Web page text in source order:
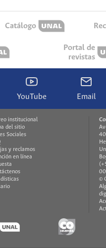
Catálogo
Portal de
revistas
YouTube Email
institucional
del sitio
Sociales
y reclamos
en línea
©